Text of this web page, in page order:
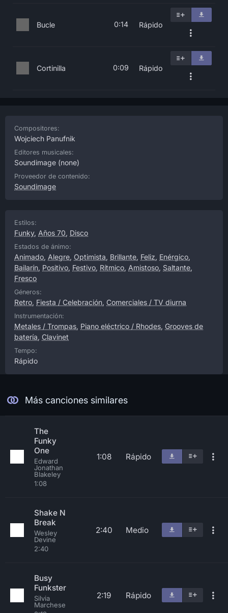
Bucle 0:14 Rápido
Cortinilla 0:09 Rápido
Compositores:
Wojciech Panufnik
Editores musicales:
Soundimage (none)
Proveedor de contenido:
Soundimage
Estilos:
Funky, Años 70, Disco
Estados de ánimo:
Animado, Alegre, Optimista, Brillante, Feliz, Enérgico,
Bailarín, Positivo, Festivo, Rítmico, Amistoso, Saltante,
Fresco
Géneros:
Retro, Fiesta / Celebración, Comerciales / TV diurna
Instrumentación:
Metales / Trompas, Piano eléctrico / Rhodes, Grooves de
batería, Clavinet
Tempo:
Rápido
Más canciones similares
The
Funky
One
Edward
Jonathan
Blakeley
1:08
1:08 Rápido
Shake N
Break
Wesley
Devine
2:40
2:40 Medio
Busy
Funkster
Silvia
Marchese
2:19 Rápido